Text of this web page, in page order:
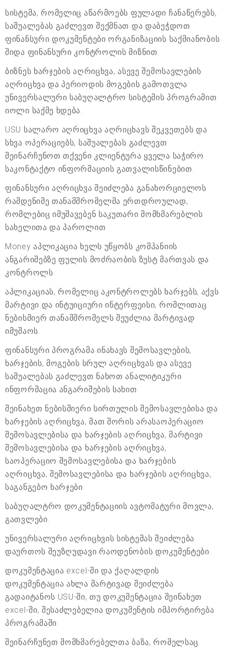
სისტემა, რომელიც აწარმოებს ფულადი ჩანაწერებს,
საშუალებას გაძლევთ შექმნათ და დაბეჭდოთ
ფინანსური დოკუმენტები ორგანიზაციის საქმიანობის
შიდა ფინანსური კონტროლის მიზნით.
ბიზნეს ხარჯების აღრიცხვა, ასევე შემოსავლების
აღრიცხვა და პერიოდის მოგების გამოთვლა
უნივერსალური საბუღალტრო სისტემის პროგრამით
იოლი საქმე ხდება.
USU სალარო აღრიცხვა აღრიცხავს შეკვეთებს და
სხვა ოპერაციებს, საშუალებას გაძლევთ
შეინარჩუნოთ თქვენი კლიენტურა ყველა საჭირო
საკონტაქტო ინფორმაციის გათვალისწინებით.
ფინანსური აღრიცხვა შეიძლება განახორციელოს
რამდენიმე თანამშრომელმა ერთდროულად,
რომლებიც იმუშავებენ საკუთარი მომხმარებლის
სახელითა და პაროლით.
Money აპლიკაცია ხელს უწყობს კომპანიის
ანგარიშებზე ფულის მოძრაობის ზუსტ მართვას და
კონტროლს.
აპლიკაციას, რომელიც აკონტროლებს ხარჯებს, აქვს
მარტივი და ინტუიციური ინტერფეისი, რომლითაც
ნებისმიერ თანამშრომელს შეუძლია მარტივად
იმუშაოს.
ფინანსური პროგრამა ინახავს შემოსავლების,
ხარჯების, მოგების სრულ აღრიცხვას და ასევე
საშუალებას გაძლევთ ნახოთ ანალიტიკური
ინფორმაცია ანგარიშების სახით.
შეინახეთ ნებისმიერი სირთულის შემოსავლებისა და
ხარჯების აღრიცხვა, მათ შორის არასაოპერაციო
შემოსავლებისა და ხარჯების აღრიცხვა, მარტივი
შემოსავლებისა და ხარჯების აღრიცხვა,
საოპერაციო შემოსავლებისა და ხარჯების
აღრიცხვა, შემოსავლებისა და ხარჯების აღრიცხვა,
საგანგებო ხარჯები.
საბუღალტრო დოკუმენტაციის ავტომატური მოვლა,
გათვლები.
უნივერსალური აღრიცხვის სისტემას შეიძლება
დაურთოს შეუზღუდავი რაოდენობის დოკუმენტები.
დოკუმენტაცია excel-ში და ქაღალდის
დოკუმენტაცია ახლა მარტივად შეიძლება
გადაიტანოს USU-ში, თუ დოკუმენტაცია შეინახეთ
excel-ში, შესაძლებელია დოკუმენტის იმპორტირება
პროგრამაში.
შეინარჩუნეთ მომხმარებელთა ბაზა, რომელსაც